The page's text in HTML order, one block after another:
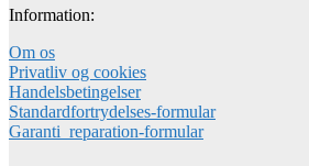
Information:
Om os
Privatliv og cookies
Handelsbetingelser
Standardfortrydelses-formular
Garanti_reparation-formular